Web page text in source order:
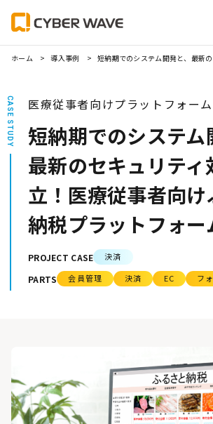
ホーム 導入事例 短納期でのシステム開発と、最新のセキュリティ対策を両立！医療
CASE STUDY 医療従事者向けプラットフォー
短納期でのシステム
最新のセキュリティ
立！医療従事者向け
納税プラットフォー
PROJECT CASE 決済
PARTS 会員管理 決済 EC フ